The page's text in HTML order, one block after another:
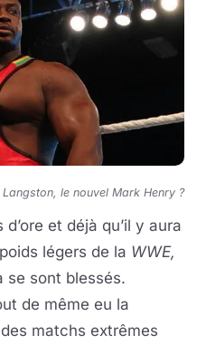
Langston, le nouvel Mark Henry ?
et déjà qu’il y aura
légers de la WWE,
se sont blessés.
de même eu la
matchs extrêmes